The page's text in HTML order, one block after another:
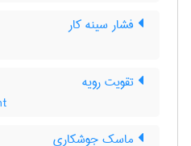
فشار سینه کار
تقویت رویه
ماسک جوشکاری